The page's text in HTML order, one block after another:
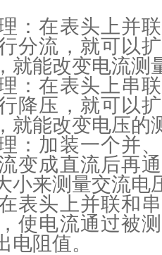
：在表头上并
分流，就可以
就能改变电流测
：在表头上串
降压，就可以
就能改变电压的
：加装一个并
变成直流后再
小来测量交流电
表头上并联和
使电流通过被
电阻值。